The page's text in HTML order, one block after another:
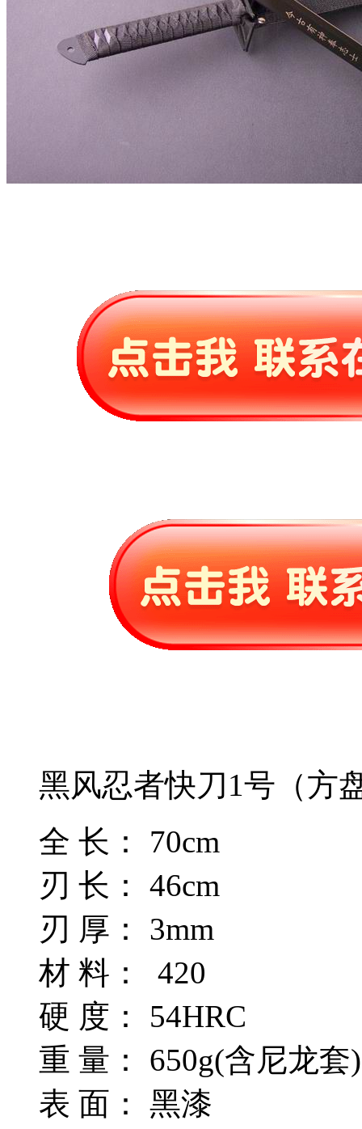
黑风忍者快刀1号（方
全 长： 70cm
刃 长： 46cm
刃 厚： 3mm
材 料： 420
硬 度： 54HRC
重 量： 650g(含尼龙
表 面： 黑漆